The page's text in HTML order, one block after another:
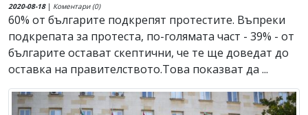
2020-08-18| Коментари (0)
60% от българите подкрепят протестите. Въпреки
подкрепата за протеста, по-голямата част - 39% - от
българите остават скептични, че те ще доведат до
оставка на правителството.Това показват да ...